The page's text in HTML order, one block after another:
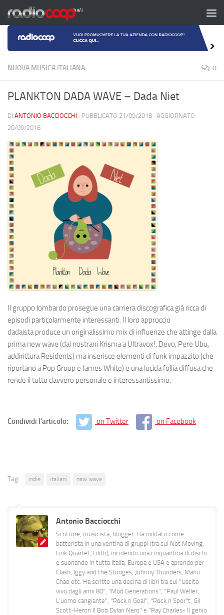
Salta al contenuto
NUOVA MUSICA ITALIANA 0
PLANKTON DADA WAVE – Dada Niet
DI ANTONIO BACCIOCCHI · PUBBLICATO 21/09/2018 · AGGIORNATO
20/09/2018
Il gruppo lombardo prosegue una carriera discografica già ricca di
episodi particolarmente interessanti. Il loro approccio
dadaista produce un originalissimo mix di influenze che attinge dalla
prima new wave (dai nostrani Krisma a Ultravox!, Devo, Pere Ubu,
addirittura Residents) ma inserisce elementi di funk impazzito (che
riportano a Pop Group e James White) e una lucida follia diffusa che
rende il tutto davvero personale e interessantissimo.
Condividi l'articolo: on Twitter on Facebook
Tag: indie italiani new wave
Antonio Bacciocchi
Scrittore, musicista, blogger. Ha militato come
batterista in una ventina di gruppi (tra cui Not Moving,
Link Quartet, Lilith), incidendo una cinquantina di dischi
e suonando in tutta Italia, Europa e USA e aprendo per
Clash, Iggy and the Stooges, Johnny Thunders, Manu
Chao etc. Ha scritto una decina di libri tra cui "Uscito
vivo dagli anni 80", "Mod Generations", "Paul Weller,
L’uomo cangiante", "Rock n Goal", "Rock n Spor"t, Gil
Scott-Heron Il Bob Dylan Nero" e "Ray Charles- Il genio